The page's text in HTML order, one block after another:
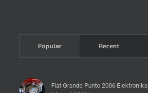
Popular Recent
Fiat Grande Punto 2006 Elektronika